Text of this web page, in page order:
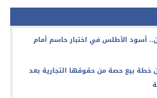
أسود الأطلس في اختبار حاسم أمام
خطة بيع حصة من حقوقها التجارية بعد